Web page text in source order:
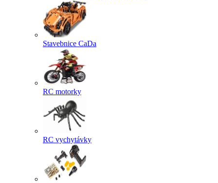
Stavebnice CaDa
RC motorky
RC vychytávky